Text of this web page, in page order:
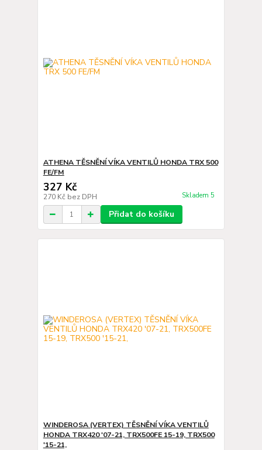
ATHENA TĚSNĚNÍ VÍKA VENTILŮ HONDA TRX 500
FE/FM
327 Kč
270 Kč bez DPH Skladem 5
Přidat do košíku
WINDEROSA (VERTEX) TĚSNĚNÍ VÍKA VENTILŮ
HONDA TRX420 '07-21, TRX500FE 15-19, TRX500
'15-21,